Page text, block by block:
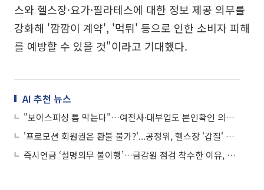
스와 헬스장·요가·필라테스에 대한 정보 제공 의무를
강화해 '깜깜이 계약', '먹튀' 등으로 인한 소비자 피해
를 예방할 수 있을 것"이라고 기대했다.
AI 추천 뉴스
"보이스피싱 틈 막는다"…여전사·대부업도 본인확인 의무화
'프로모션 회원권은 환불 불가?'...공정위, 헬스장 '갑질' 약관 개선
즉시연금 ‘설명의무 불이행’…금감원 점검 착수한 이유, 판결문 살펴보니